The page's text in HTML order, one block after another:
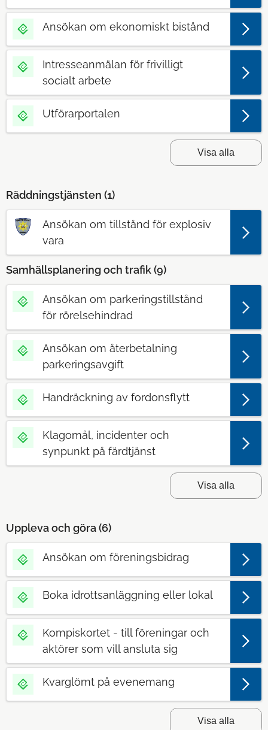
Ansökan om ekonomiskt bistånd
Intresseanmälan för frivilligt
socialt arbete
Utförarportalen
Visa alla
Räddningstjänsten (1)
Ansökan om tillstånd för explosiv
vara
Samhällsplanering och trafik (9)
Ansökan om parkeringstillstånd
för rörelsehindrad
Ansökan om återbetalning
parkeringsavgift
Handräckning av fordonsflytt
Klagomål, incidenter och
synpunkt på färdtjänst
Visa alla
Uppleva och göra (6)
Ansökan om föreningsbidrag
Boka idrottsanläggning eller lokal
Kompiskortet - till föreningar och
aktörer som vill ansluta sig
Kvarglömt på evenemang
Visa alla